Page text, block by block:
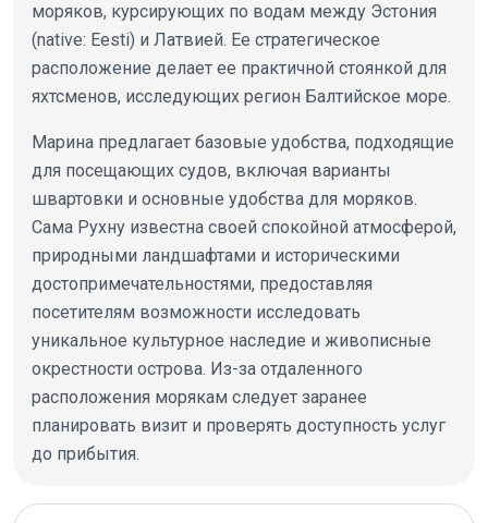
моряков, курсирующих по водам между Эстония
(native: Eesti) и Латвией. Ее стратегическое
расположение делает ее практичной стоянкой для
яхтсменов, исследующих регион Балтийское море.
Марина предлагает базовые удобства, подходящие
для посещающих судов, включая варианты
швартовки и основные удобства для моряков.
Сама Рухну известна своей спокойной атмосферой,
природными ландшафтами и историческими
достопримечательностями, предоставляя
посетителям возможности исследовать
уникальное культурное наследие и живописные
окрестности острова. Из-за отдаленного
расположения морякам следует заранее
планировать визит и проверять доступность услуг
до прибытия.